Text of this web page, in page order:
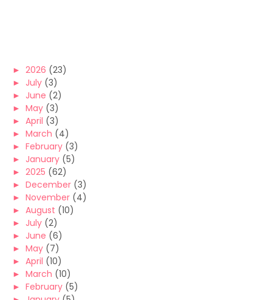
► 2026 (23)
► July (3)
► June (2)
► May (3)
► April (3)
► March (4)
► February (3)
► January (5)
► 2025 (62)
► December (3)
► November (4)
► August (10)
► July (2)
► June (6)
► May (7)
► April (10)
► March (10)
► February (5)